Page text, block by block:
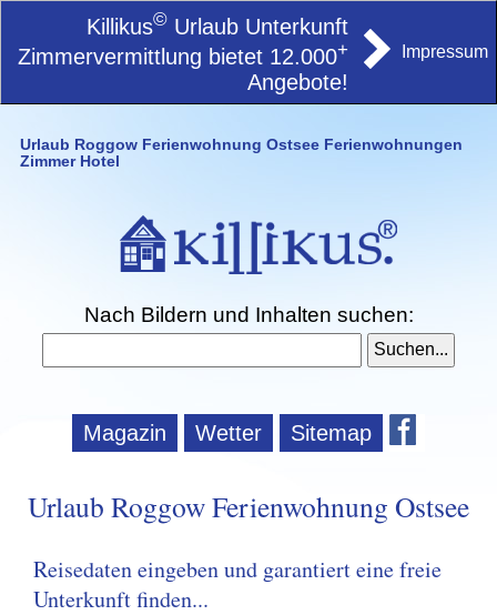
Killikus© Urlaub Unterkunft
Zimmervermittlung bietet 12.000+
Angebote!
Impressum
Urlaub Roggow Ferienwohnung Ostsee Ferienwohnungen
Zimmer Hotel
Nach Bildern und Inhalten suchen:
Magazin Wetter Sitemap
Urlaub Roggow Ferienwohnung Ostsee
Reisedaten eingeben und garantiert eine freie
Unterkunft finden...